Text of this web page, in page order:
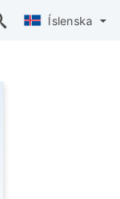
Íslenska